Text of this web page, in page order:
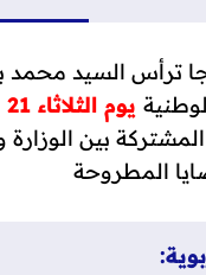
ترأس السيد محمد
يوم الثلاثاء 21 يناير 2020
بين الوزارة
المطروحة